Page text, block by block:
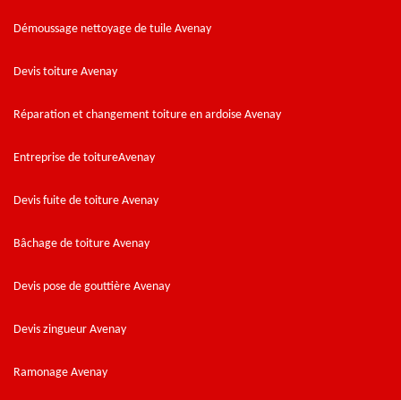
Démoussage nettoyage de tuile Avenay
Devis toiture Avenay
Réparation et changement toiture en ardoise Avenay
Entreprise de toitureAvenay
Devis fuite de toiture Avenay
Bâchage de toiture Avenay
Devis pose de gouttière Avenay
Devis zingueur Avenay
Ramonage Avenay